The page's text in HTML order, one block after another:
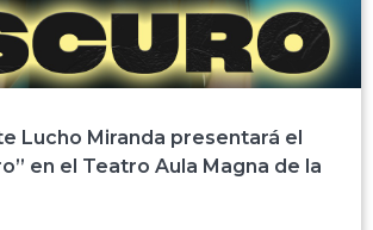
Lucho Miranda presentará el
en el Teatro Aula Magna de la